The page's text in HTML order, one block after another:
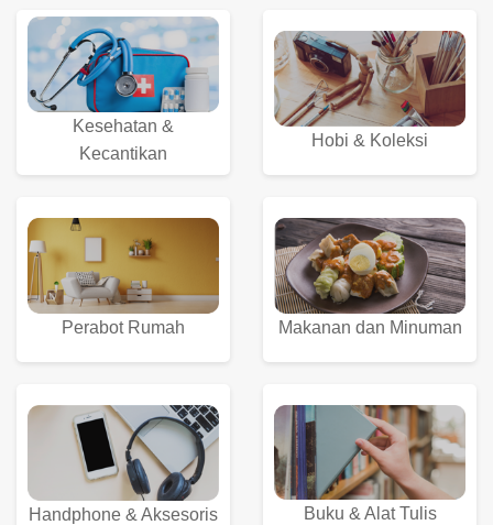
Kesehatan &
Kecantikan
Hobi & Koleksi
Perabot Rumah Makanan dan Minuman
Handphone & Aksesoris Buku & Alat Tulis